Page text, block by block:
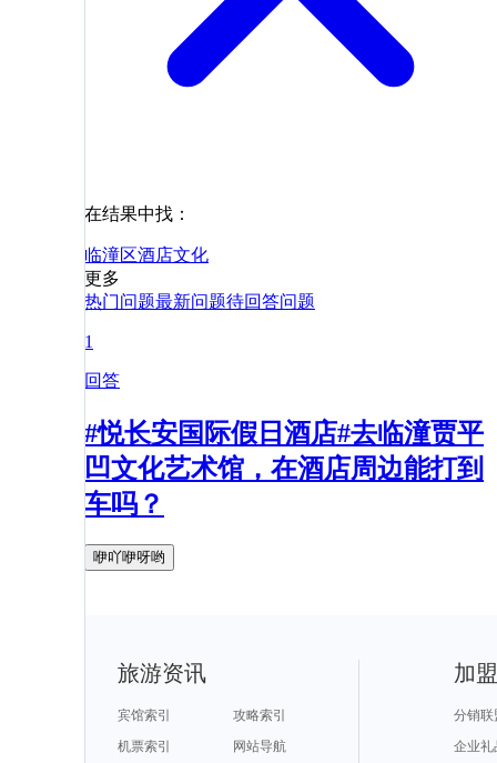
在结果中找：
临潼区酒店文化
更多
热门问题最新问题待回答问题
1
回答
#悦长安国际假日酒店#去临潼贾平
凹文化艺术馆，在酒店周边能打到
车吗？
咿吖咿呀哟
旅游资讯
宾馆索引
攻略索引
机票索引
网站导航
加
分销联
企业礼